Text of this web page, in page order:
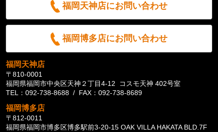
福岡天神店にお問い合わせ
福岡博多店にお問い合わせ
福岡天神店
〒810-0001
福岡県福岡市中央区天神２丁目4-12 コスモ天神 402号室
TEL：092-738-8688 / FAX：092-738-8689
福岡博多店
〒812-0011
福岡県福岡市博多区博多駅前3-20-15 OAK VILLA HAKATA BLD.7F